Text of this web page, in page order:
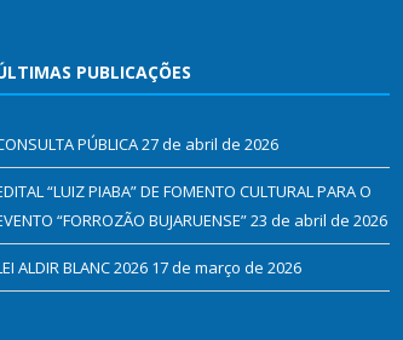
PUBLICAÇÕES
PÚBLICA27 de abril de 2026
“LUIZ PIABA” DE FOMENTO CULTURAL PARA O
“FORROZÃO BUJARUENSE”23 de abril de 2026
ALDIR BLANC 2026 17 de março de 2026